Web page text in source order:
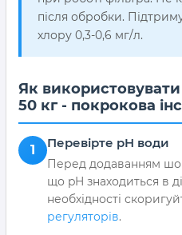
після обробки.
хлору 0,3-0,6 мг/л.
Як
50 кг - покрокова
1 Перевірте pH води
Перед додаванням
що pH знаходиться в
необхідності
регуляторів.